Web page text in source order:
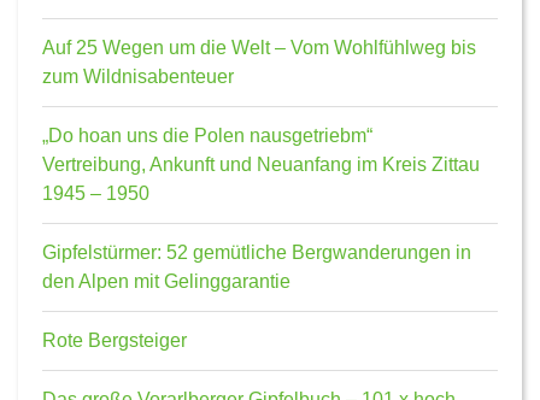
Auf 25 Wegen um die Welt – Vom Wohlfühlweg bis
zum Wildnisabenteuer
„Do hoan uns die Polen nausgetriebm“
Vertreibung, Ankunft und Neuanfang im Kreis Zittau
1945 – 1950
Gipfelstürmer: 52 gemütliche Bergwanderungen in
den Alpen mit Gelinggarantie
Rote Bergsteiger